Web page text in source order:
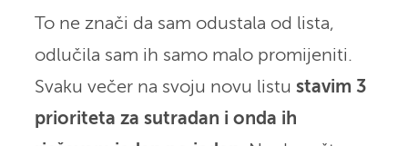
To ne znači da sam odustala od lista,
odlučila sam ih samo malo promijeniti.
Svaku večer na svoju novu listu stavim 3
prioriteta za sutradan i onda ih